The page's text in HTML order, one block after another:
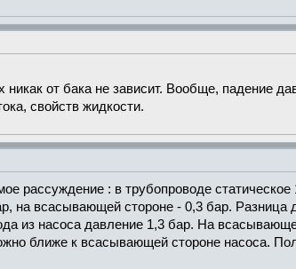
никак от бака не зависит. Вообще, падение
свойств жидкости.
рассуждение : в трубопроводе
на всасывающей стороне - 0,3 бар.
из насоса давление 1,3 бар. На
ближе к всасывающей стороне насоса.